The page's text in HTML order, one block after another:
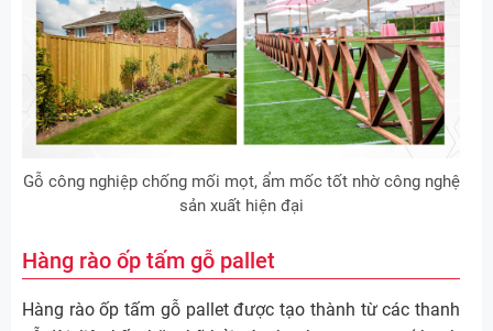
Gỗ công nghiệp chống mối mọt, ẩm mốc tốt nhờ công nghệ
sản xuất hiện đại
Hàng rào ốp tấm gỗ pallet
Hàng rào ốp tấm gỗ pallet được tạo thành từ các thanh